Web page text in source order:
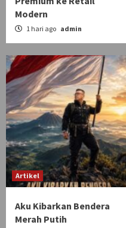
Modern
1 hari ago admin
Artikel
Aku Kibarkan Bendera
Merah Putih